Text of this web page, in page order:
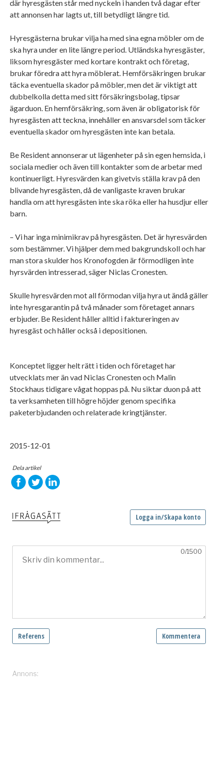
där hyresgästen står med nyckeln i handen två dagar efter
att annonsen har lagts ut, till betydligt längre tid.
Hyresgästerna brukar vilja ha med sina egna möbler om de
ska hyra under en lite längre period. Utländska hyresgäster,
liksom hyresgäster med kortare kontrakt och företag,
brukar föredra att hyra möblerat. Hemförsäkringen brukar
täcka eventuella skador på möbler, men det är viktigt att
dubbelkolla detta med sitt försäkringsbolag, tipsar
ägarduon. En hemförsäkring, som även är obligatorisk för
hyresgästen att teckna, innehåller en ansvarsdel som täcker
eventuella skador om hyresgästen inte kan betala.
Be Resident annonserar ut lägenheter på sin egen hemsida, i
sociala medier och även till kontakter som de arbetar med
kontinuerligt. Hyresvärden kan givetvis ställa krav på den
blivande hyresgästen, då de vanligaste kraven brukar
handla om att hyresgästen inte ska röka eller ha husdjur eller
barn.
– Vi har inga minimikrav på hyresgästen. Det är hyresvärden
som bestämmer. Vi hjälper dem med bakgrundskoll och har
man stora skulder hos Kronofogden är förmodligen inte
hyrsvärden intresserad, säger Niclas Cronesten.
Skulle hyresvärden mot all förmodan vilja hyra ut ändå gäller
inte hyresgarantin på två månader som företaget annars
erbjuder. Be Resident håller alltid i faktureringen av
hyresgäst och håller också i depositionen.
Konceptet ligger helt rätt i tiden och företaget har
utvecklats mer än vad Niclas Cronesten och Malin
Stockhaus tidigare vågat hoppas på. Nu siktar duon på att
ta verksamheten till högre höjder genom specifika
paketerbjudanden och relaterade kringtjänster.
2015-12-01
Dela artikel